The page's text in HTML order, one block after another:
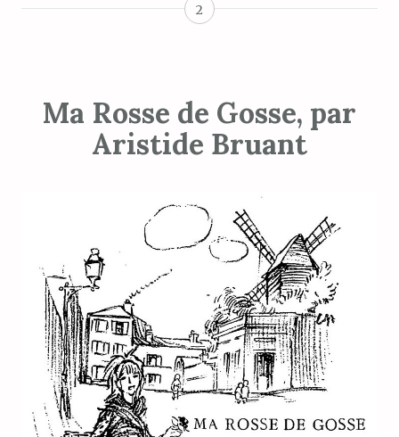
2
Ma Rosse de Gosse, par
Aristide Bruant